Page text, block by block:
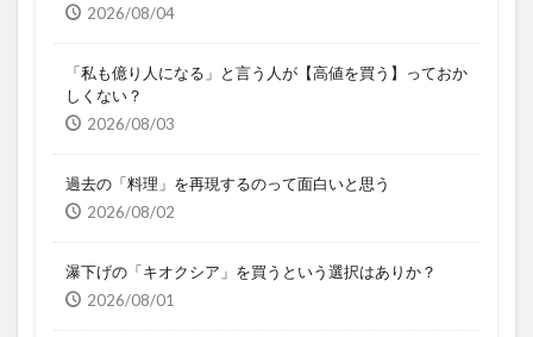
2026/08/04
「私も億り人になる」と言う人が【高値を買う】っておか
しくない？
2026/08/03
過去の「料理」を再現するのって面白いと思う
2026/08/02
瀑下げの「キオクシア」を買うという選択はありか？
2026/08/01